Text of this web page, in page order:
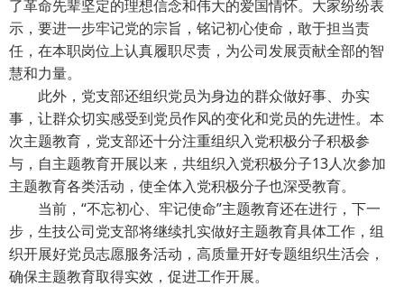
了革命先辈坚定的理想信念和伟大的爱国情怀。大家纷纷表
示，要进一步牢记党的宗旨，铭记初心使命，敢于担当责
任，在本职岗位上认真履职尽责，为公司发展贡献全部的智
慧和力量。
此外，党支部还组织党员为身边的群众做好事、办实
事，让群众切实感受到党员作风的变化和党员的先进性。本
次主题教育，党支部还十分注重组织入党积极分子积极参
与，自主题教育开展以来，共组织入党积极分子13人次参加
主题教育各类活动，使全体入党积极分子也深受教育。
当前，“不忘初心、牢记使命”主题教育还在进行，下一
步，生技公司党支部将继续扎实做好主题教育具体工作，组
织开展好党员志愿服务活动，高质量开好专题组织生活会，
确保主题教育取得实效，促进工作开展。